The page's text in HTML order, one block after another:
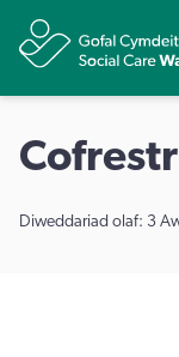
Diweddariad olaf: 3